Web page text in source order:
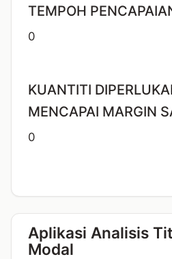
TEMPOH
0
KUANTITI
MENCAPAI MARGIN
0
Aplikasi Analisis
Modal